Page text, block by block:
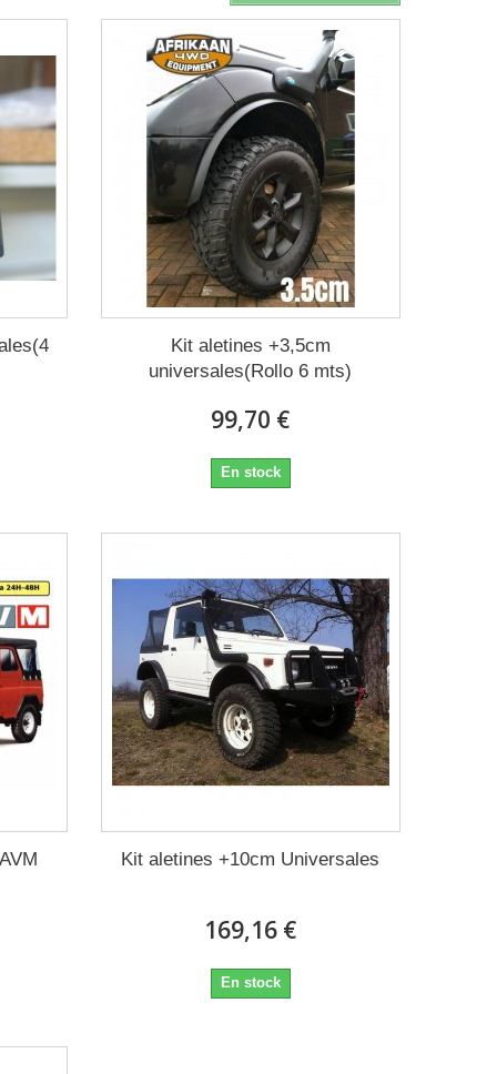
Kit aletines +3,5cm
universales(Rollo 6 mts)
99,70 €
En stock
Kit aletines +10cm Universales
169,16 €
En stock